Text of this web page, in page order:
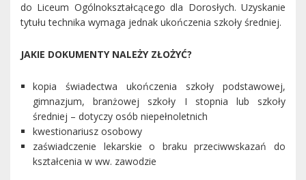
do Liceum Ogólnokształcącego dla Dorosłych. Uzyskanie
tytułu technika wymaga jednak ukończenia szkoły średniej.
JAKIE DOKUMENTY NALEŻY ZŁOŻYĆ?
kopia świadectwa ukończenia szkoły podstawowej,
gimnazjum, branżowej szkoły I stopnia lub szkoły
średniej – dotyczy osób niepełnoletnich
kwestionariusz osobowy
zaświadczenie lekarskie o braku przeciwwskazań do
kształcenia w ww. zawodzie